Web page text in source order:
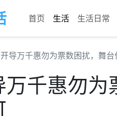
首页 生活 生活日常
导万千惠勿为票数困扰，舞
万千惠勿